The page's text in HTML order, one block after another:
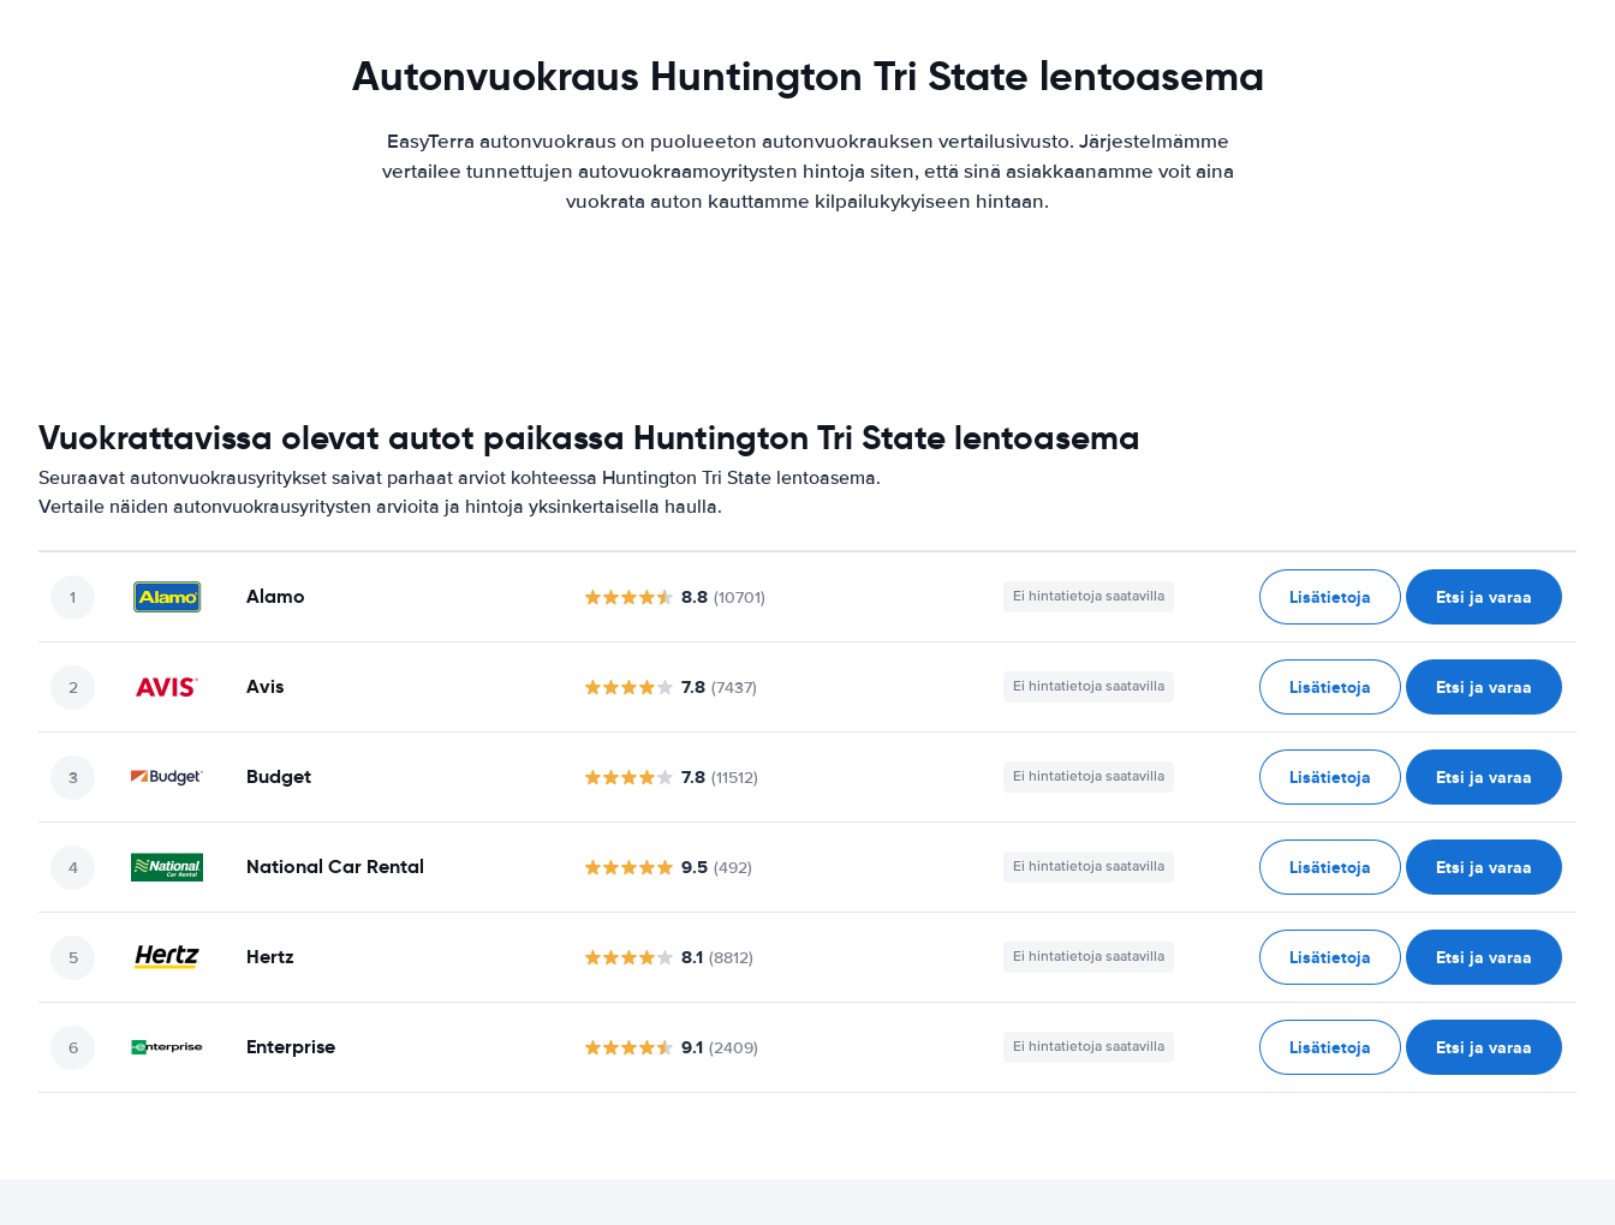
Autonvuokraus Huntington Tri State lentoasema
EasyTerra autonvuokraus on puolueeton autonvuokrauksen vertailusivusto. Järjestelmämme
vertailee tunnettujen autovuokraamoyritysten hintoja siten, että sinä asiakkaanamme voit aina
vuokrata auton kauttamme kilpailukykyiseen hintaan.
Vuokrattavissa olevat autot paikassa Huntington Tri State lentoasema
Seuraavat autonvuokrausyritykset saivat parhaat arviot kohteessa Huntington Tri State lentoasema.
Vertaile näiden autonvuokrausyritysten arvioita ja hintoja yksinkertaisella haulla.
Alamo 8.8 (10701) Ei hintatietoja saatavilla Lisätietoja Etsi ja varaa
Avis 7.8 (7437) Ei hintatietoja saatavilla Lisätietoja Etsi ja varaa
Budget 7.8 (11512) Ei hintatietoja saatavilla Lisätietoja Etsi ja varaa
National Car Rental 9.5 (492) Ei hintatietoja saatavilla Lisätietoja Etsi ja varaa
Hertz 8.1 (8812) Ei hintatietoja saatavilla Lisätietoja Etsi ja varaa
Enterprise 9.1 (2409) Ei hintatietoja saatavilla Lisätietoja Etsi ja varaa